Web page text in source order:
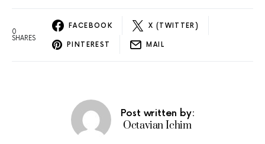
0
SHARES
FACEBOOK X (TWITTER)
PINTEREST MAIL
Post written by:
Octavian Ichim